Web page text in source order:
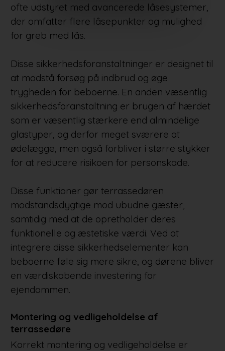
ofte udstyret med avancerede låsesystemer,
der omfatter flere låsepunkter og mulighed
for greb med lås.
Disse sikkerhedsforanstaltninger er designet til
at modstå forsøg på indbrud og øge
trygheden for beboerne. En anden væsentlig
sikkerhedsforanstaltning er brugen af hærdet
som er væsentlig stærkere end almindelige
glastyper, og derfor meget sværere at
ødelægge, men også forbliver i større stykker
for at reducere risikoen for personskade.
Disse funktioner gør terrassedøren
modstandsdygtige mod ubudne gæster,
samtidig med at de opretholder deres
funktionelle og æstetiske værdi. Ved at
integrere disse sikkerhedselementer kan
beboerne føle sig mere sikre, og dørene bliver
en værdiskabende investering for
ejendommen.
Montering og vedligeholdelse af
terrassedøre
Korrekt montering og vedligeholdelse er